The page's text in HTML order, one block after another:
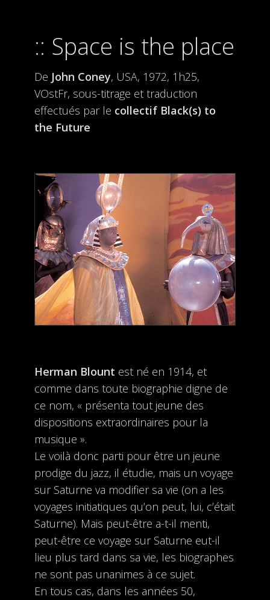
Space is the place
De John Coney, USA, 1972, 1h25,
VOstFr, sous-titrage et traduction
effectués par le collectif Black(s) to
the Future
Herman Blount est né en 1914, et
comme dans toute biographie digne de
ce nom, « présenta tout jeune des
dispositions extraordinaires pour la
musique ».
Le voilà donc parti pour être un jeune
prodige du jazz, il étudie, mais un voyage
sur Saturne va modifier sa vie (on a les
voyages initiatiques qu’on peut, lui, c’était
Saturne). Mais peut-être a-t-il menti,
peut-être ce voyage sur Saturne eut-il
lieu plus tard dans sa vie, les biographes
ne sont pas unanimes à ce sujet.
En tous cas, dans les années 50,